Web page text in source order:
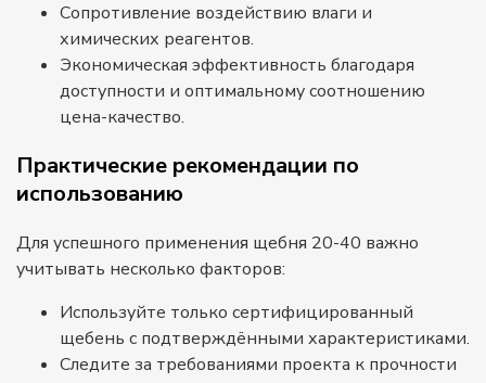
Сопротивление воздействию влаги и
химических реагентов.
Экономическая эффективность благодаря
доступности и оптимальному соотношению
цена-качество.
Практические рекомендации по
использованию
Для успешного применения щебня 20-40 важно
учитывать несколько факторов:
Используйте только сертифицированный
щебень с подтверждёнными характеристиками.
Следите за требованиями проекта к прочности